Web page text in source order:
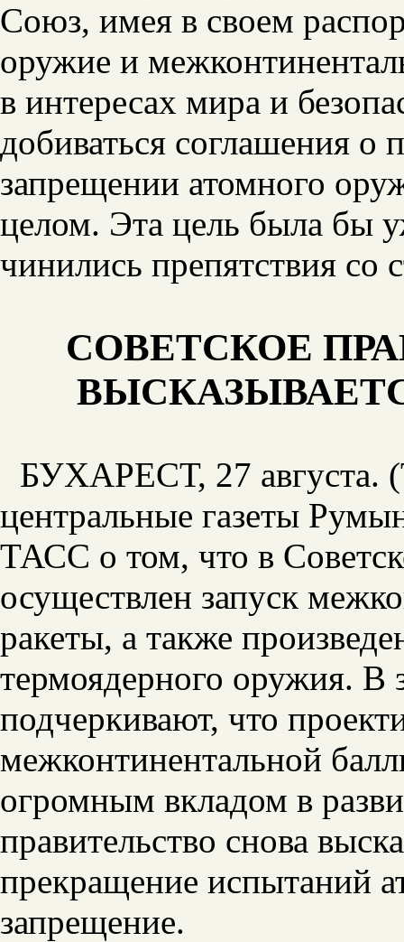
Союз, имея в своем
оружие и
в интересах мира и
добиваться соглашения
запрещении атомного
целом. Эта цель была бы
чинились препятствия со
СОВЕТСКОЕ
БУХАРЕСТ, 27 августа.
центральные газеты
ТАСС о том, что в
осуществлен запуск
ракеты, а также
термоядерного оружия. В
подчеркивают, что
межконтинентальной
огромным вкладом в
правительство снова
прекращение испытаний
запрещение.